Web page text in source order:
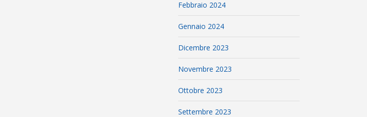
Febbraio 2024
Gennaio 2024
Dicembre 2023
Novembre 2023
Ottobre 2023
Settembre 2023